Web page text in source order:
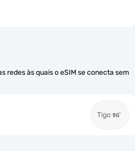
redes às quais o eSIM se conecta sem
Tigo